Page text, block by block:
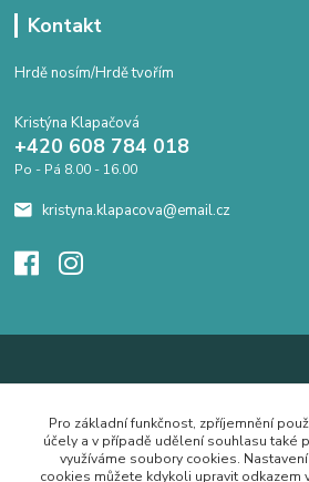
Kontakt
Hrdě nosím/Hrdě tvořím
Kristýna Klapačová
+420 608 784 018
Po - Pá 8.00 - 16.00
kristyna.klapacova@email.cz
Pro základní funkčnost, zpříjemnění
účely a v případě udělení souhlasu také
využíváme soubory cookies.
cookies můžete kdykoli upravit odkazem